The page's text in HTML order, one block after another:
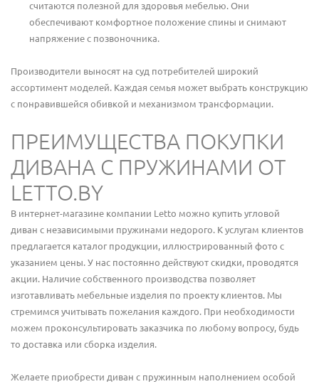
считаются полезной для здоровья мебелью. Они
обеспечивают комфортное положение спины и снимают
напряжение с позвоночника.
Производители выносят на суд потребителей широкий
ассортимент моделей. Каждая семья может выбрать конструкцию
с понравившейся обивкой и механизмом трансформации.
ПРЕИМУЩЕСТВА ПОКУПКИ
ДИВАНА С ПРУЖИНАМИ ОТ
LETTO.BY
В интернет-магазине компании Letto можно купить угловой
диван с независимыми пружинами недорого. К услугам клиентов
предлагается каталог продукции, иллюстрированный фото с
указанием цены. У нас постоянно действуют скидки, проводятся
акции. Наличие собственного производства позволяет
изготавливать мебельные изделия по проекту клиентов. Мы
стремимся учитывать пожелания каждого. При необходимости
можем проконсультировать заказчика по любому вопросу, будь
то доставка или сборка изделия.
Желаете приобрести диван с пружинным наполнением особой